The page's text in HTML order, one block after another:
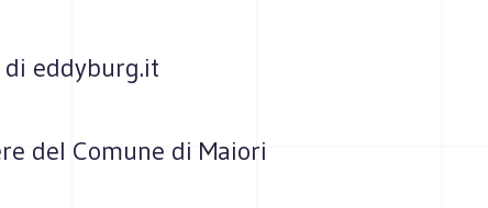
eddyburg.it
del Comune di Maiori